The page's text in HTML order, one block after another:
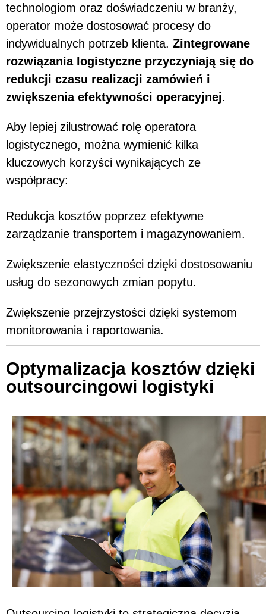
technologiom oraz doświadczeniu w branży,
operator może dostosować procesy do
indywidualnych potrzeb klienta. Zintegrowane
rozwiązania logistyczne przyczyniają się do
redukcji czasu realizacji zamówień i
zwiększenia efektywności operacyjnej.
Aby lepiej zilustrować rolę operatora
logistycznego, można wymienić kilka
kluczowych korzyści wynikających ze
współpracy:
Redukcja kosztów poprzez efektywne
zarządzanie transportem i magazynowaniem.
Zwiększenie elastyczności dzięki dostosowaniu
usług do sezonowych zmian popytu.
Zwiększenie przejrzystości dzięki systemom
monitorowania i raportowania.
Optymalizacja kosztów dzięki
outsourcingowi logistyki